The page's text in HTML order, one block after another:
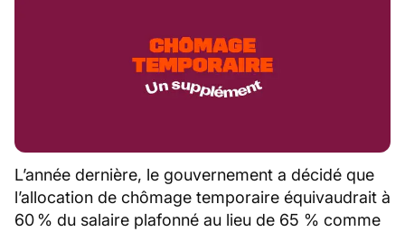
L’année dernière, le gouvernement a décidé que
l’allocation de chômage temporaire équivaudrait à
60 % du salaire plafonné au lieu de 65 % comme